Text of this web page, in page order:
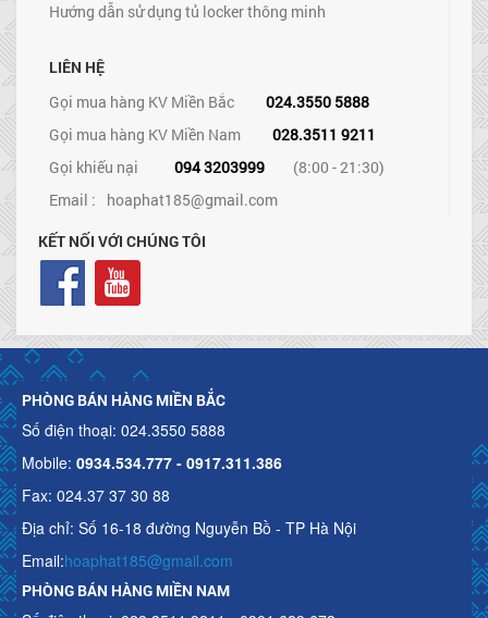
Hướng dẫn sử dụng tủ locker thông minh
LIÊN HỆ
Gọi mua hàng KV Miền Bắc
024.3550 5888
Gọi mua hàng KV Miền Nam
028.3511 9211
Gọi khiếu nại
094 3203999
(8:00 - 21:30)
Email : hoaphat185@gmail.com
KẾT NỐI VỚI CHÚNG TÔI
PHÒNG BÁN HÀNG MIỀN BẮC
Số điện thoại: 024.3550 5888
Mobile: 0934.534.777 - 0917.311.386
Fax: 024.37 37 30 88
Địa chỉ: Số 16-18 đường Nguyễn Bồ - TP Hà Nội
Email:hoaphat185@gmail.com
PHÒNG BÁN HÀNG MIỀN NAM